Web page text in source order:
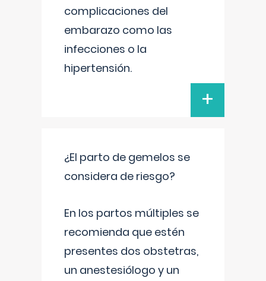
complicaciones del
embarazo como las
infecciones o la
hipertensión.
+
¿El parto de gemelos se
considera de riesgo?
En los partos múltiples se
recomienda que estén
presentes dos obstetras,
un anestesiólogo y un